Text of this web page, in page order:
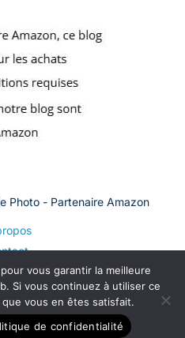
Photo - Partenaire Amazon
du site
légales
confidentialité
vous garantir la meilleure
Si vous continuez à utiliser ce
vous en êtes satisfait.
de confidentialité